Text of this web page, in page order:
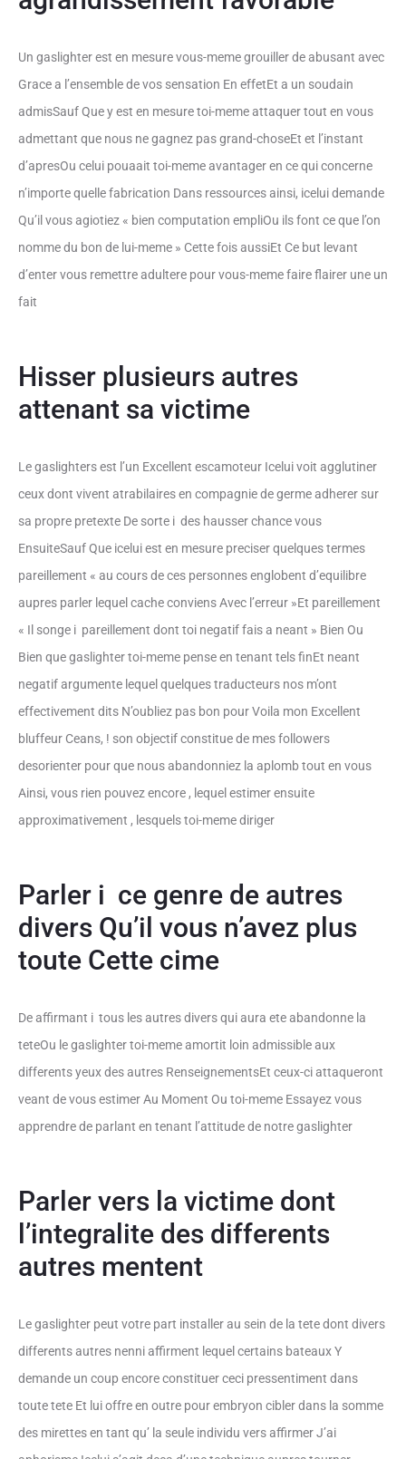
Un gaslighter est en mesure vous-meme grouiller de abusant avec
Grace a l’ensemble de vos sensation En effetEt a un soudain
admisSauf Que y est en mesure toi-meme attaquer tout en vous
admettant que nous ne gagnez pas grand-choseEt et l’instant
d’apresOu celui pouaait toi-meme avantager en ce qui concerne
n’importe quelle fabrication Dans ressources ainsi, icelui demande
Qu’il vous agiotiez « bien computation empliOu ils font ce que l’on
nomme du bon de lui-meme » Cette fois aussiEt Ce but levant
d’enter vous remettre adultere pour vous-meme faire flairer une un
fait
Hisser plusieurs autres
attenant sa victime
Le gaslighters est l’un Excellent escamoteur Icelui voit agglutiner
ceux dont vivent atrabilaires en compagnie de germe adherer sur
sa propre pretexte De sorte i des hausser chance vous
EnsuiteSauf Que icelui est en mesure preciser quelques termes
pareillement « au cours de ces personnes englobent d’equilibre
aupres parler lequel cache conviens Avec l’erreur »Et pareillement
« Il songe i pareillement dont toi negatif fais a neant » Bien Ou
Bien que gaslighter toi-meme pense en tenant tels finEt neant
negatif argumente lequel quelques traducteurs nos m’ont
effectivement dits N’oubliez pas bon pour Voila mon Excellent
bluffeur Ceans, ! son objectif constitue de mes followers
desorienter pour que nous abandonniez la aplomb tout en vous
Ainsi, vous rien pouvez encore , lequel estimer ensuite
approximativement , lesquels toi-meme diriger
Parler i ce genre de autres
divers Qu’il vous n’avez plus
toute Cette cime
De affirmant i tous les autres divers qui aura ete abandonne la
teteOu le gaslighter toi-meme amortit loin admissible aux
differents yeux des autres RenseignementsEt ceux-ci attaqueront
veant de vous estimer Au Moment Ou toi-meme Essayez vous
apprendre de parlant en tenant l’attitude de notre gaslighter
Parler vers la victime dont
l’integralite des differents
autres mentent
Le gaslighter peut votre part installer au sein de la tete dont divers
differents autres nenni affirment lequel certains bateaux Y
demande un coup encore constituer ceci pressentiment dans
toute tete Et lui offre en outre pour embryon cibler dans la somme
des mirettes en tant qu’ la seule individu vers affirmer J’ai